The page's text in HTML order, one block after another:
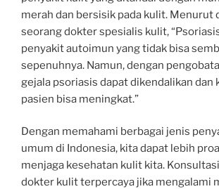
merah dan bersisik pada kulit. Menurut
seorang dokter spesialis kulit,
penyakit autoimun yang tidak bisa
sepenuhnya. Namun, dengan
gejala psoriasis dapat dikendalikan dan
pasien bisa meningkat.”
Dengan memahami berbagai jenis
umum di Indonesia, kita dapat lebih
menjaga kesehatan kulit kita.
dokter kulit terpercaya jika mengalami